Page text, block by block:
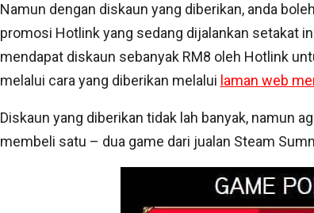
Namun dengan diskaun yang diberikan, anda
promosi Hotlink yang sedang dijalankan setakat
mendapat diskaun sebanyak RM8 oleh Hotlink
melalui cara yang diberikan melalui laman web
Diskaun yang diberikan tidak lah banyak, namun
membeli satu – dua game dari jualan Steam